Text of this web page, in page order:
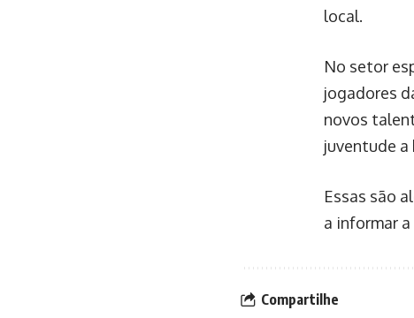
local.
No setor
jogadores
novos
juventude
Essas são
a informar
Compartilhe